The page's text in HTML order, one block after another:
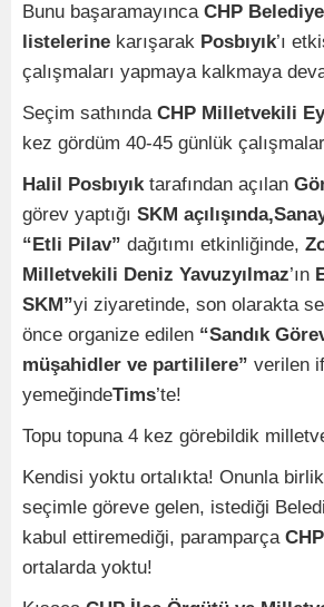
Bunu başaramayınca CHP
listelerine karışarak Posbıyık’ı
çalışmaları yapmaya kalkmaya
Seçim sathında CHP Milletvekili
kez gördüm 40-45 günlük
Halil Posbıyıktarafından açılan
görev yaptığı SKM
“Etli Pilav” dağıtımı etkinliğinde,
Milletvekili Deniz Yavuzyılmaz’ın
SKM”yi ziyaretinde, son olarakta
önce organize edilen “Sandık
müşahidler ve partililere” verilen
yemeğindeTims’te!
Topu topuna 4 kez görebildik
Kendisi yoktu ortalıkta! Onunla
seçimle göreve gelen, istediği
kabul ettiremediği, paramparça
ortalarda yoktu!